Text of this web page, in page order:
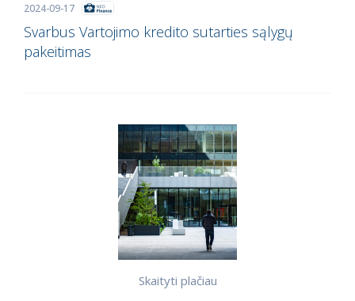
2024-09-17
Svarbus Vartojimo kredito sutarties sąlygų
pakeitimas
Skaityti plačiau